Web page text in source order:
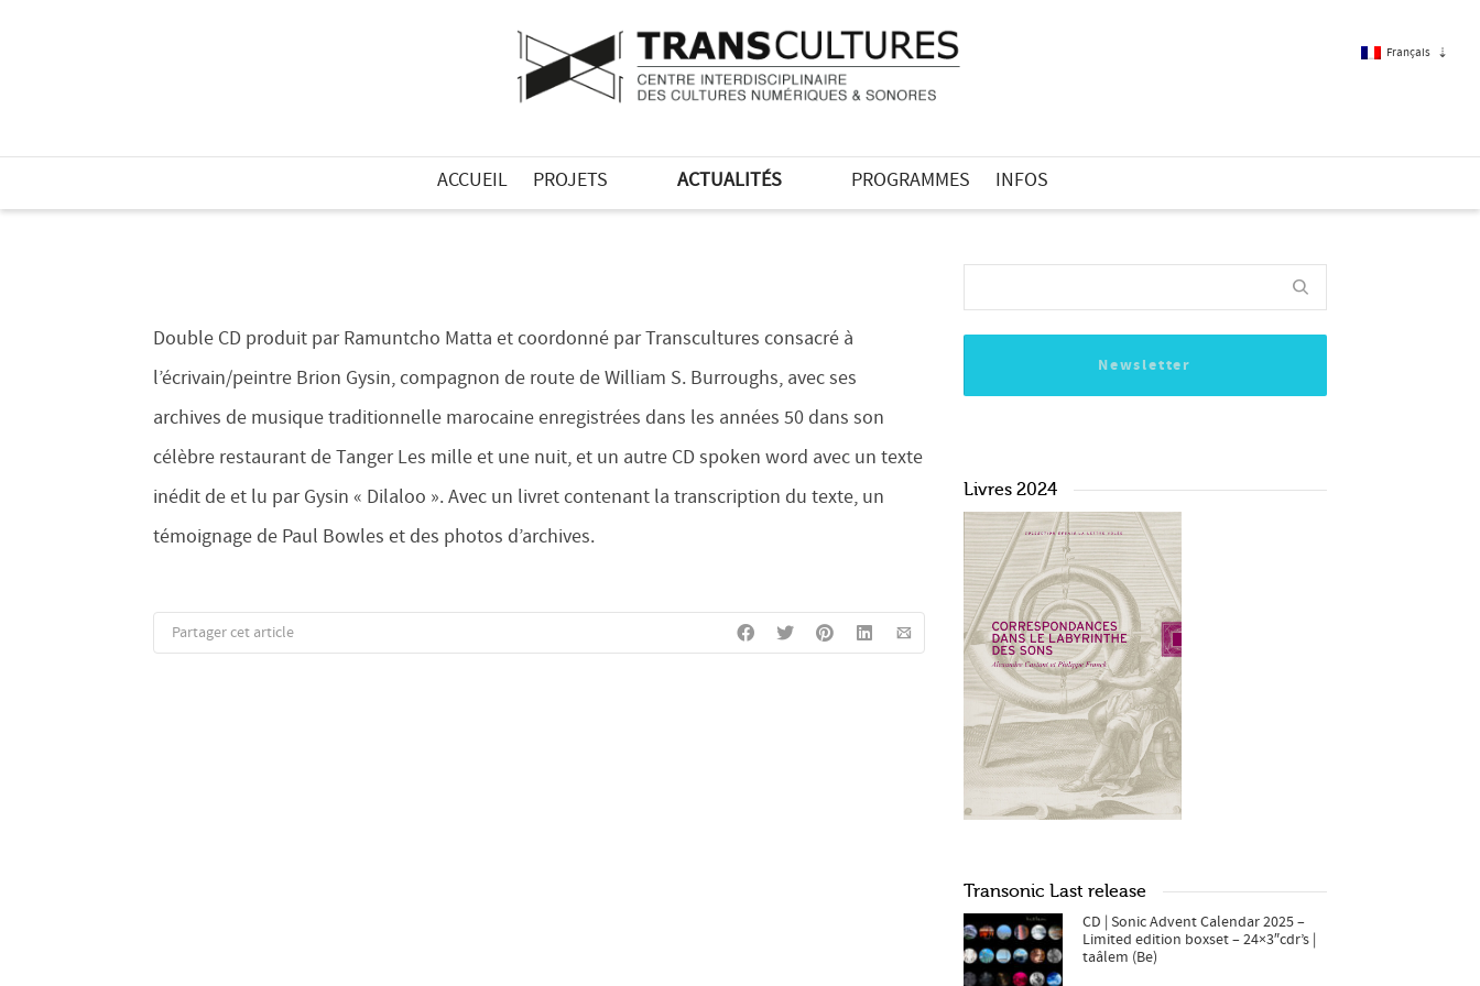
Français
ACCUEIL PROJETS ACTUALITÉS PROGRAMMES INFOS
Double CD produit par Ramuntcho Matta et coordonné par Transcultures consacré à
l’écrivain/peintre Brion Gysin, compagnon de route de William S. Burroughs, avec ses
archives de musique traditionnelle marocaine enregistrées dans les années 50 dans son
célèbre restaurant de Tanger Les mille et une nuit, et un autre CD spoken word avec un texte
inédit de et lu par Gysin « Dilaloo ». Avec un livret contenant la transcription du texte, un
témoignage de Paul Bowles et des photos d’archives.
Partager cet article
Newsletter
Livres 2024
Transonic Last release
CD | Sonic Advent Calendar 2025 –
Limited edition boxset – 24×3″cdr’s |
taâlem (Be)